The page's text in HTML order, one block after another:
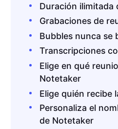
Duración ilimitada
Grabaciones de
Bubbles nunca se
Transcripciones
Elige en qué
Notetaker
Elige quién recibe
Personaliza el
de Notetaker